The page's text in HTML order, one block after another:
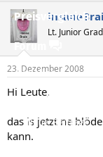
Preisvergleich
Forum
Aktuelles
Empfohlene
Neue Beiträge
e
l
l
e
e
l
m
Lt. Junior
23. Dezember 2008
Hi Leute,
das is jetzt ne
kann.